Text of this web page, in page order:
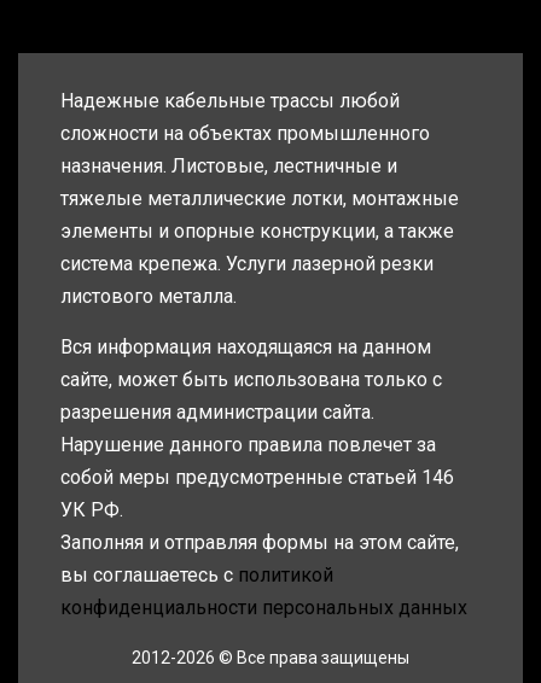
Надежные кабельные трассы любой
сложности на объектах промышленного
назначения. Листовые, лестничные и
тяжелые металлические лотки, монтажные
элементы и опорные конструкции, а также
система крепежа. Услуги лазерной резки
листового металла.
Вся информация находящаяся на данном
сайте, может быть использована только с
разрешения администрации сайта.
Нарушение данного правила повлечет за
собой меры предусмотренные статьей 146
УК РФ.
Заполняя и отправляя формы на этом сайте,
вы соглашаетесь с политикой
конфиденциальности персональных данных
2012-2026 © Все права защищены